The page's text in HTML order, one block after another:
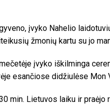
įvyko Nahelio
žmonių kartu su jo
įvyko iškilminga
esančiose didžiulėse Mon
min. Lietuvos laiku ir praėjo